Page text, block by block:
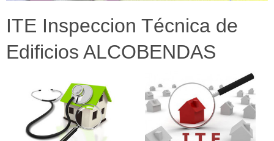
ITE Inspeccion Técnica de
Edificios ALCOBENDAS